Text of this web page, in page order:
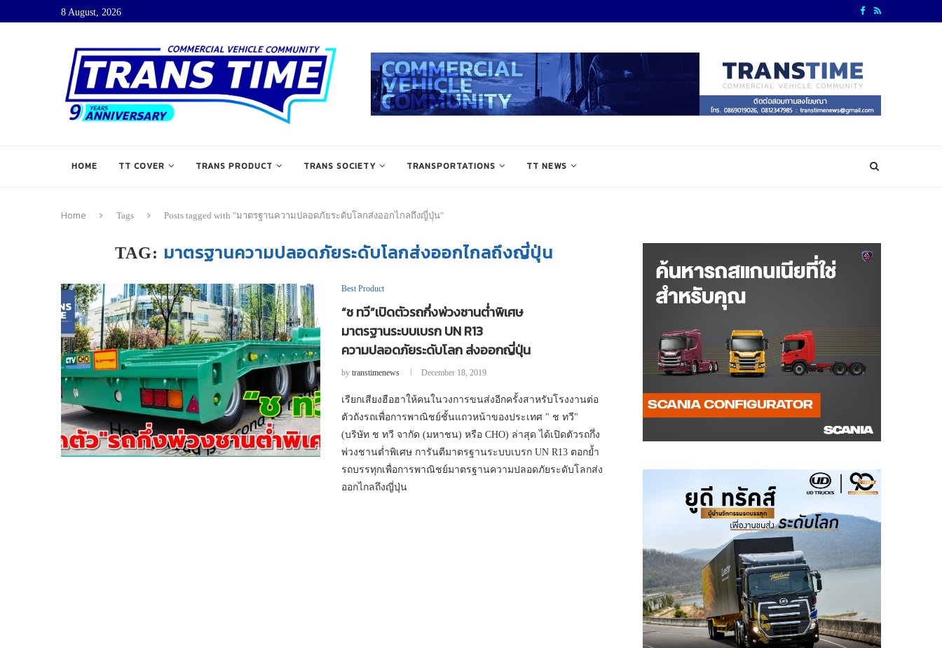
8 August, 2026
HOME TT COVER TRANS PRODUCT TRANS SOCIETY TRANSPORTATIONS TT NEWS
Home Tags Posts tagged with "มาตรฐานความปลอดภัยระดับโลกส่งออกไกลถึงญี่ปุ่น"
TAG: มาตรฐานความปลอดภัยระดับโลกส่งออกไกลถึงญี่ปุ่น
Best Product
“ช ทวี”เปิดตัวรถกึ่งพ่วงชานต่ำพิเศษ
มาตรฐานระบบเบรก UN R13
ความปลอดภัยระดับโลก ส่งออกญี่ปุ่น
by transtimenews December 18, 2019
เรียกเสียงฮือฮาให้คนในวงการขนส่งอีกครั้งสาหรับโรงงานต่อ
ตัวถังรถเพื่อการพาณิชย์ชั้นแถวหน้าของประเทศ " ช ทวี"
(บริษัท ช ทวี จากัด (มหาชน) หรือ CHO) ล่าสุด ได้เปิดตัวรถกึ่ง
พ่วงชานต่ำพิเศษ การันตีมาตรฐานระบบเบรก UN R13 ตอกย้ำ
รถบรรทุกเพื่อการพาณิชย์มาตรฐานความปลอดภัยระดับโลกส่ง
ออกไกลถึงญี่ปุ่น